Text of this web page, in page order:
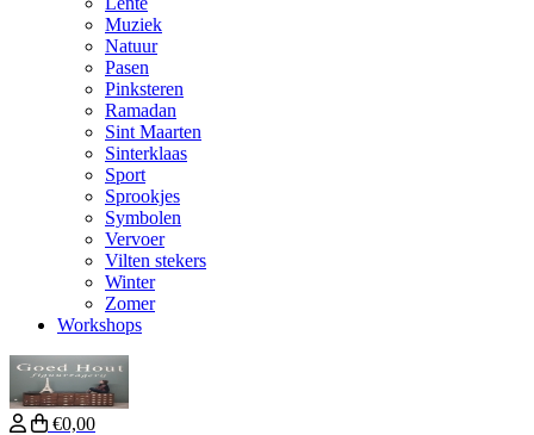
Muziek
Natuur
Pasen
Pinksteren
Ramadan
Sint Maarten
Sinterklaas
Sport
Sprookjes
Symbolen
Vervoer
Vilten stekers
Winter
Zomer
Workshops
€0,00